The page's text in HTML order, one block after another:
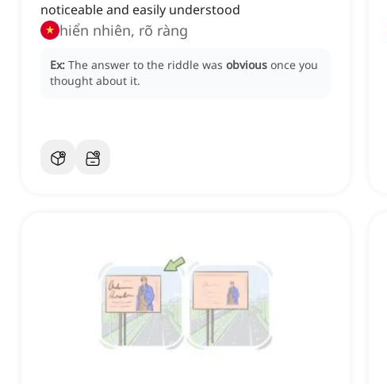
noticeable and easily understood
hiển nhiên, rõ ràng
Ex: The answer to the riddle was obvious once you
thought about it.